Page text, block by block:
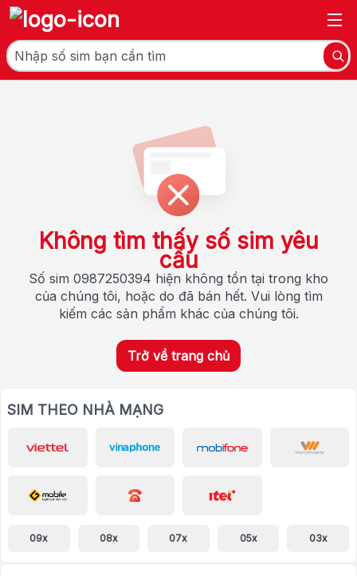
Không tìm thấy số sim yêu
cầu
Số sim 0987250394 hiện không tồn tại trong kho
của chúng tôi, hoặc do đã bán hết. Vui lòng tìm
kiếm các sản phẩm khác của chúng tôi.
Trở về trang chủ
SIM THEO NHÀ MẠNG
09x 08x 07x 05x 03x